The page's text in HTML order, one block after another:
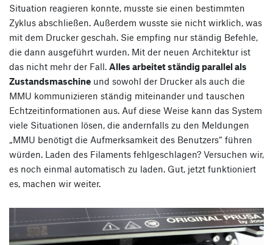
Situation reagieren konnte, musste sie einen bestimmten
Zyklus abschließen. Außerdem wusste sie nicht wirklich, was
mit dem Drucker geschah. Sie empfing nur ständig Befehle,
die dann ausgeführt wurden. Mit der neuen Architektur ist
das nicht mehr der Fall. Alles arbeitet ständig parallel als
Zustandsmaschine und sowohl der Drucker als auch die
MMU kommunizieren ständig miteinander und tauschen
Echtzeitinformationen aus. Auf diese Weise kann das System
viele Situationen lösen, die andernfalls zu den Meldungen
„MMU benötigt die Aufmerksamkeit des Benutzers“ führen
würden. Laden des Filaments fehlgeschlagen? Versuchen wir,
es noch einmal automatisch zu laden. Gut, jetzt funktioniert
es, machen wir weiter.